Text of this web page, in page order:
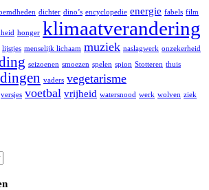
dichter dino’s encyclopedie energie fabels film
honger klimaatverandering
lijstjes menselijk lichaam muziek naslagwerk onzekerheid
seizoenen smoezen spelen spion Stotteren thuis
vaders vegetarisme
versjes voetbal vrijheid watersnood werk wolven ziek